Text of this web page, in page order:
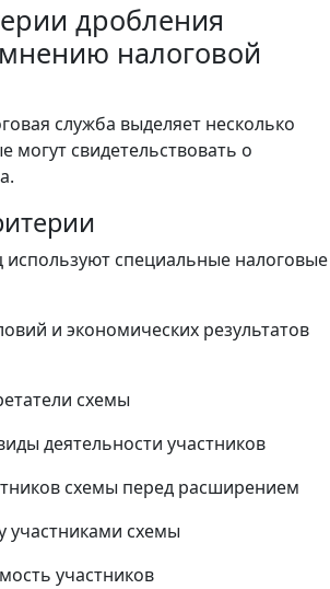
дробления
налоговой
служба выделяет несколько
могут свидетельствовать о
используют специальные налоговые
и экономических результатов
схемы
деятельности участников
схемы перед расширением
участниками схемы
участников